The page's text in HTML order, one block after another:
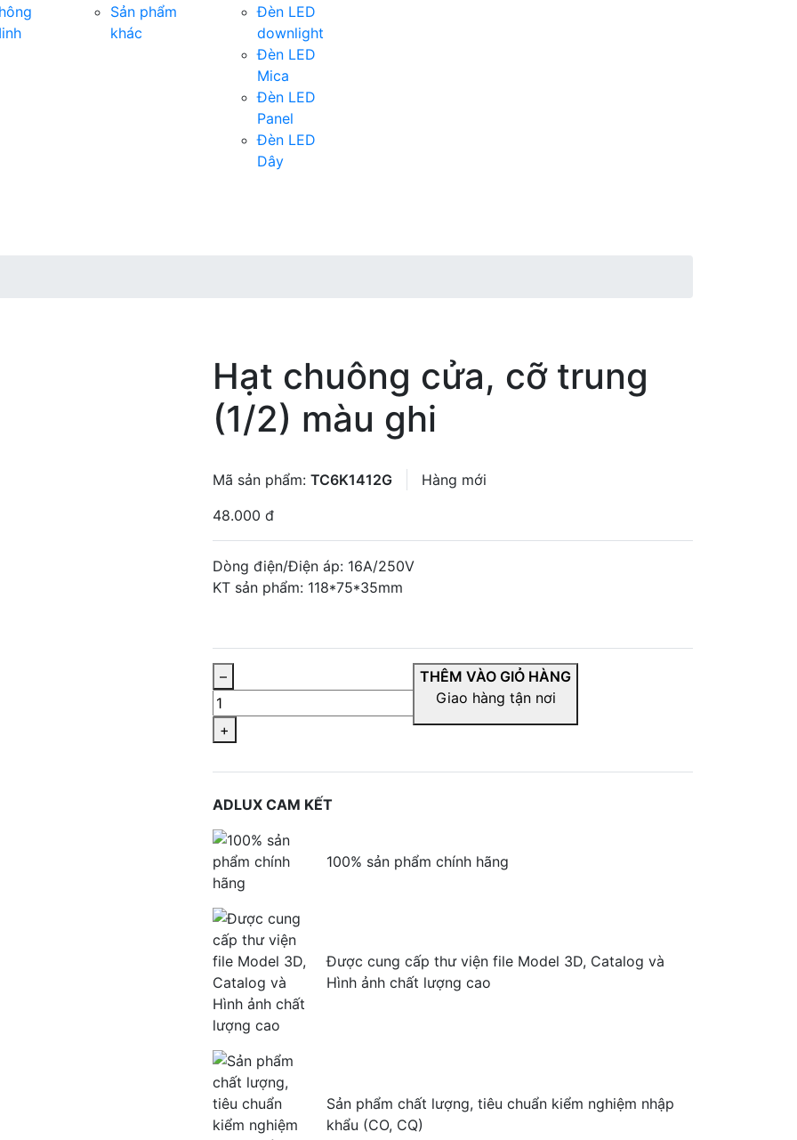
Sản phẩm
khác
Đèn LED
downlight
Đèn LED
Mica
Đèn LED
Panel
Đèn LED
Dây
Hạt chuông cửa, cỡ trung
(1/2) màu ghi
Mã sản phẩm: TC6K1412G
Hàng mới
48.000 đ
Dòng điện/Điện áp: 16A/250V
KT sản phẩm: 118*75*35mm
–
+
THÊM VÀO GIỎ HÀNG
Giao hàng tận nơi
ADLUX CAM KẾT
100% sản phẩm chính hãng
Được cung cấp thư viện file Model 3D, Catalog và
Hình ảnh chất lượng cao
Sản phẩm chất lượng, tiêu chuẩn kiểm nghiệm nhập
khẩu (CO, CQ)